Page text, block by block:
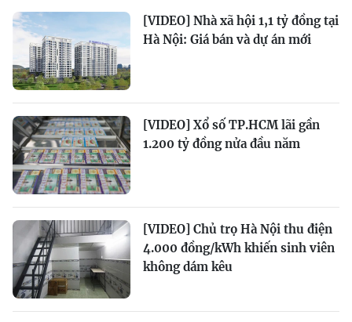
[VIDEO] Nhà xã hội 1,1 tỷ đồng tại
Hà Nội: Giá bán và dự án mới
[VIDEO] Xổ số TP.HCM lãi gần
1.200 tỷ đồng nửa đầu năm
[VIDEO] Chủ trọ Hà Nội thu điện
4.000 đồng/kWh khiến sinh viên
không dám kêu